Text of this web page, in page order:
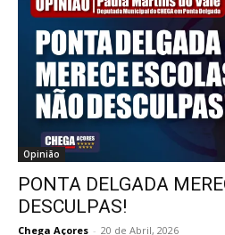
Opinião
PONTA DELGADA
DESCULPAS!
Chega Açores - 20 de Abril, 2026